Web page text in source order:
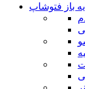
باز فتوشاپ